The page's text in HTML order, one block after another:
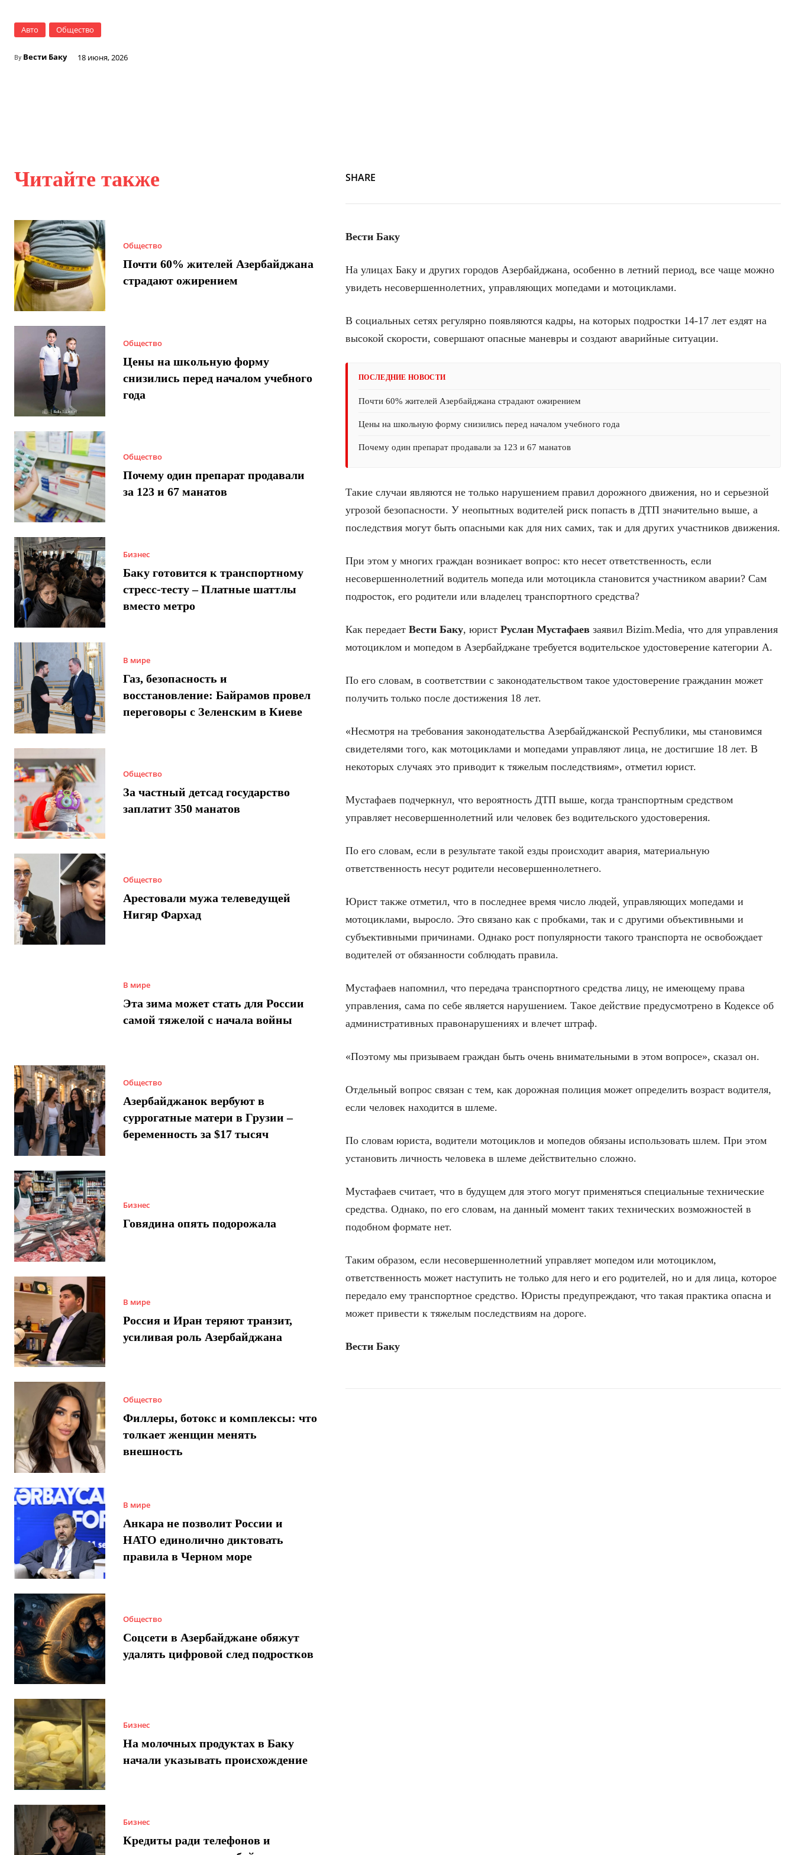
Авто Общество
By Вести Баку 18 июня, 2026
Читайте также
Общество
Почти 60% жителей Азербайджана
страдают ожирением
Общество
Цены на школьную форму
снизились перед началом учебного
года
Общество
Почему один препарат продавали
за 123 и 67 манатов
Бизнес
Баку готовится к транспортному
стресс-тесту – Платные шаттлы
вместо метро
В мире
Газ, безопасность и
восстановление: Байрамов провел
переговоры с Зеленским в Киеве
Общество
За частный детсад государство
заплатит 350 манатов
Общество
Арестовали мужа телеведущей
Нигяр Фархад
В мире
Эта зима может стать для России
самой тяжелой с начала войны
Общество
Азербайджанок вербуют в
суррогатные матери в Грузии –
беременность за $17 тысяч
Бизнес
Говядина опять подорожала
В мире
Россия и Иран теряют транзит,
усиливая роль Азербайджана
Общество
Филлеры, ботокс и комплексы: что
толкает женщин менять
внешность
В мире
Анкара не позволит России и
НАТО единолично диктовать
правила в Черном море
Общество
Соцсети в Азербайджане обяжут
удалять цифровой след подростков
Бизнес
На молочных продуктах в Баку
начали указывать происхождение
Бизнес
Кредиты ради телефонов и
SHARE
Вести Баку
На улицах Баку и других городов Азербайджана, особенно в летний период, все чаще можно
увидеть несовершеннолетних, управляющих мопедами и мотоциклами.
В социальных сетях регулярно появляются кадры, на которых подростки 14-17 лет ездят на
высокой скорости, совершают опасные маневры и создают аварийные ситуации.
ПОСЛЕДНИЕ НОВОСТИ
Почти 60% жителей Азербайджана страдают ожирением
Цены на школьную форму снизились перед началом учебного года
Почему один препарат продавали за 123 и 67 манатов
Такие случаи являются не только нарушением правил дорожного движения, но и серьезной
угрозой безопасности. У неопытных водителей риск попасть в ДТП значительно выше, а
последствия могут быть опасными как для них самих, так и для других участников движения.
При этом у многих граждан возникает вопрос: кто несет ответственность, если
несовершеннолетний водитель мопеда или мотоцикла становится участником аварии? Сам
подросток, его родители или владелец транспортного средства?
Как передает Вести Баку, юрист Руслан Мустафаев заявил Bizim.Media, что для управления
мотоциклом и мопедом в Азербайджане требуется водительское удостоверение категории А.
По его словам, в соответствии с законодательством такое удостоверение гражданин может
получить только после достижения 18 лет.
«Несмотря на требования законодательства Азербайджанской Республики, мы становимся
свидетелями того, как мотоциклами и мопедами управляют лица, не достигшие 18 лет. В
некоторых случаях это приводит к тяжелым последствиям», отметил юрист.
Мустафаев подчеркнул, что вероятность ДТП выше, когда транспортным средством
управляет несовершеннолетний или человек без водительского удостоверения.
По его словам, если в результате такой езды происходит авария, материальную
ответственность несут родители несовершеннолетнего.
Юрист также отметил, что в последнее время число людей, управляющих мопедами и
мотоциклами, выросло. Это связано как с пробками, так и с другими объективными и
субъективными причинами. Однако рост популярности такого транспорта не освобождает
водителей от обязанности соблюдать правила.
Мустафаев напомнил, что передача транспортного средства лицу, не имеющему права
управления, сама по себе является нарушением. Такое действие предусмотрено в Кодексе об
административных правонарушениях и влечет штраф.
«Поэтому мы призываем граждан быть очень внимательными в этом вопросе», сказал он.
Отдельный вопрос связан с тем, как дорожная полиция может определить возраст водителя,
если человек находится в шлеме.
По словам юриста, водители мотоциклов и мопедов обязаны использовать шлем. При этом
установить личность человека в шлеме действительно сложно.
Мустафаев считает, что в будущем для этого могут применяться специальные технические
средства. Однако, по его словам, на данный момент таких технических возможностей в
подобном формате нет.
Таким образом, если несовершеннолетний управляет мопедом или мотоциклом,
ответственность может наступить не только для него и его родителей, но и для лица, которое
передало ему транспортное средство. Юристы предупреждают, что такая практика опасна и
может привести к тяжелым последствиям на дороге.
Вести Баку